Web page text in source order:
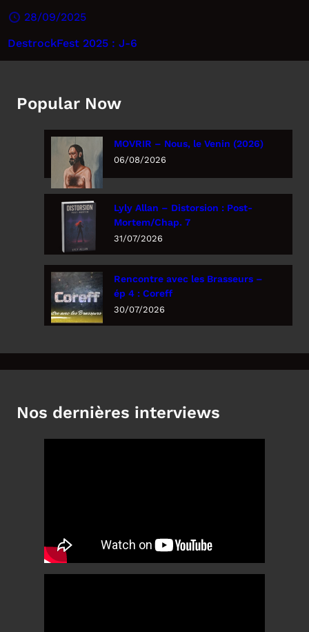
28/09/2025
DestrockFest 2025 : J-6
Popular Now
MOVRIR – Nous, le Venin (2026)
06/08/2026
Lyly Allan – Distorsion : Post-
Mortem/Chap. 7
31/07/2026
Rencontre avec les Brasseurs –
ép 4 : Coreff
30/07/2026
Nos dernières interviews